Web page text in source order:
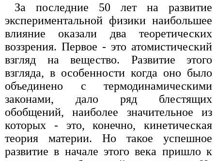
За последние 50 лет на развитие
экспериментальной физики наибольшее
влияние оказали два теоретических
воззрения. Первое - это атомистический
взгляд на вещество. Развитие этого
взгляда, в особенности когда оно было
объединено с термодинамическими
законами, дало ряд блестящих
обобщений, наиболее значительное из
которых - это, конечно, кинетическая
теория материи. Но такое успешное
развитие в начале этого века пришло к